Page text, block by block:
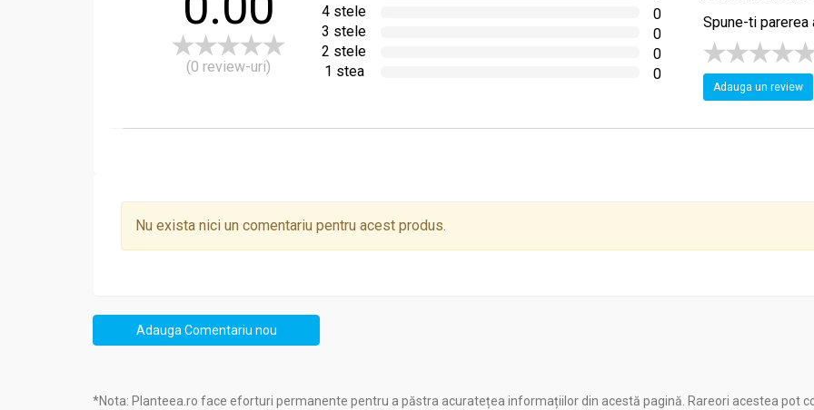
(0 review-uri)
4 stele
0
3 stele
0
2 stele
0
1 stea
0
Spune-ti parerea
Adauga un review
Nu exista nici un comentariu pentru acest produs.
Adauga Comentariu nou
*Nota: Planteea.ro face eforturi permanente pentru a păstra acuratețea informațiilor din acestă pagină. Rareori acestea pot